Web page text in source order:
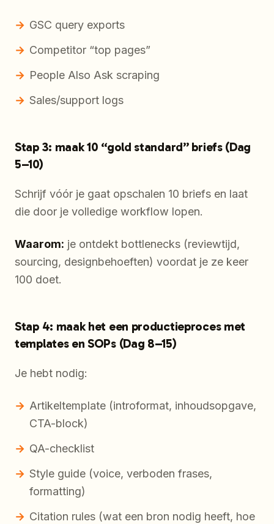
GSC query exports
Competitor “top pages”
People Also Ask scraping
Sales/support logs
Stap 3: maak 10 “gold standard” briefs (Dag
5–10)
Schrijf vóór je gaat opschalen 10 briefs en laat
die door je volledige workflow lopen.
Waarom: je ontdekt bottlenecks (reviewtijd,
sourcing, designbehoeften) voordat je ze keer
100 doet.
Stap 4: maak het een productieproces met
templates en SOPs (Dag 8–15)
Je hebt nodig:
Artikeltemplate (introformat, inhoudsopgave,
CTA-block)
QA-checklist
Style guide (voice, verboden frases,
formatting)
Citation rules (wat een bron nodig heeft, hoe